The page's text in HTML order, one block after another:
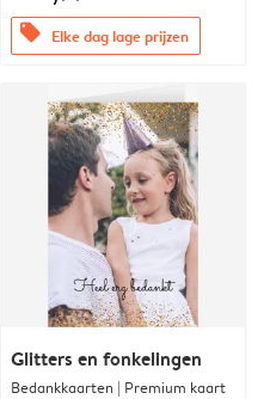
offers Elke dag lage prijzen
Glitters en fonkelingen
Bedankkaarten | Premium kaart